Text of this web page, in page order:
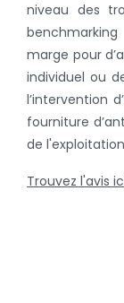
niveau des
marge pour
individuel ou
l’intervention
fourniture
de
Trouvez l'avis